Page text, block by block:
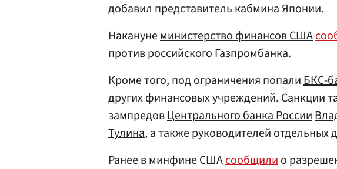
добавил представитель кабмина Японии.
Наканунеминистерство финансов США
против российского Газпромбанка.
Кроме того, под ограничения попалиБКС-
других финансовых учреждений. Санкции
зампредовЦентрального банка России
Тулина, а также руководителей отдельных
Ранее в минфине СШАсообщилио